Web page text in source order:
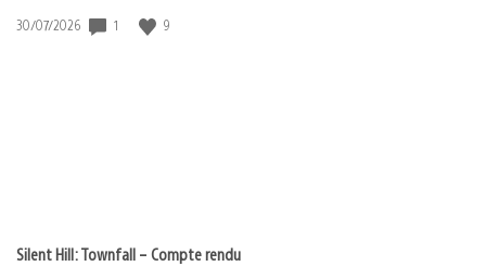
Date
30/07/2026 1 9
Silent Hill: Townfall – Compte rendu